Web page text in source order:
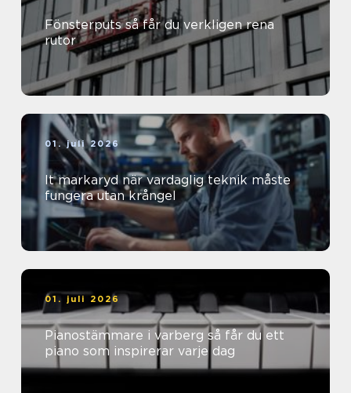
Fönsterputs så får du verkligen rena
rutor
01. juli 2026
It markaryd när vardaglig teknik måste
fungera utan krångel
01. juli 2026
Pianostämmare i varberg så får du ett
piano som inspirerar varje dag